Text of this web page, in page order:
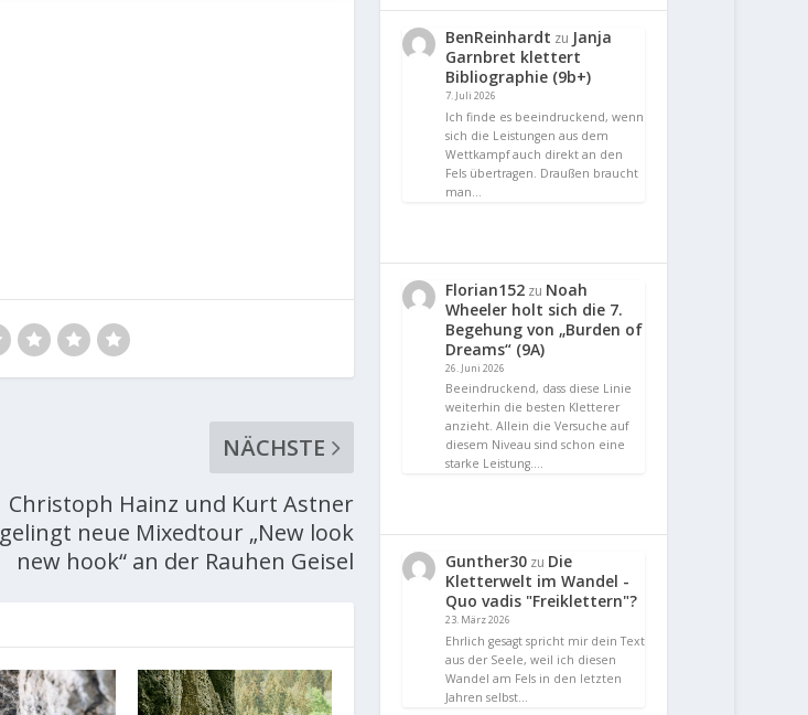
NÄCHSTE
Christoph Hainz und Kurt Astner
gelingt neue Mixedtour „New look
new hook“ an der Rauhen Geisel
BenReinhardt zu Janja
Garnbret klettert
Bibliographie (9b+)
7. Juli 2026
Ich finde es beeindruckend, wenn
sich die Leistungen aus dem
Wettkampf auch direkt an den
Fels übertragen. Draußen braucht
man…
Florian152 zu Noah
Wheeler holt sich die 7.
Begehung von „Burden of
Dreams“ (9A)
26. Juni 2026
Beeindruckend, dass diese Linie
weiterhin die besten Kletterer
anzieht. Allein die Versuche auf
diesem Niveau sind schon eine
starke Leistung.…
Gunther30 zu Die
Kletterwelt im Wandel -
Quo vadis "Freiklettern"?
23. März 2026
Ehrlich gesagt spricht mir dein Text
aus der Seele, weil ich diesen
Wandel am Fels in den letzten
Jahren selbst…